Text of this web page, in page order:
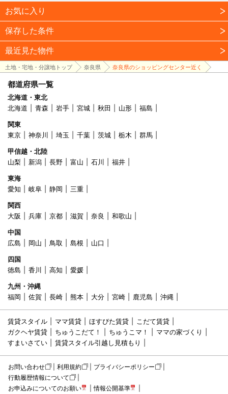
お気に入り
保存した条件
最近見た物件
土地・宅地・分譲地トップ 奈良県 奈良県のショッピングセンター近く
都道府県一覧
北海道・東北
北海道
青森 岩手 宮城 秋田 山形
福島
関東
東京
神奈川 埼玉 千葉 茨城 栃木
群馬
甲信越・北陸
山梨
新潟 長野 富山 石川
福井
東海
愛知
岐阜 静岡
三重
関西
大阪
兵庫 京都 滋賀 奈良
和歌山
中国
広島
岡山 鳥取 島根
山口
四国
徳島
香川 高知
愛媛
九州・沖縄
福岡
佐賀 長崎 熊本 大分 宮崎 鹿児島 沖縄
賃貸スタイル ママ賃貸 ほすぴた賃貸
こだて賃貸
ガクヘヤ賃貸
ちゅうこだて！ ちゅうこマ！
ママの家づくり
すまいさてい
賃貸スタイル引越し見積もり
お問い合わせ 利用規約
プライバシーポリシー
行動履歴情報について
お申込みについてのお願い
情報公開基準